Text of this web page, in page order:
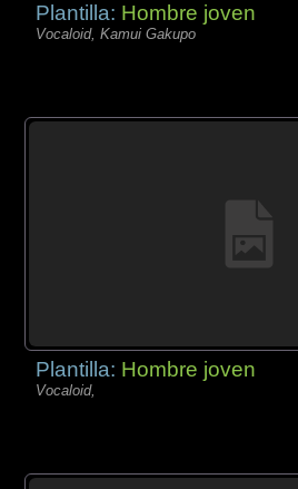
Plantilla: Hombre joven
Vocaloid, Kamui Gakupo
Plantilla: Hombre joven
Vocaloid,